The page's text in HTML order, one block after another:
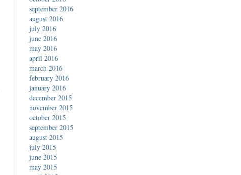
september 2016
august 2016
july 2016
june 2016
may 2016
april 2016
march 2016
february 2016
january 2016
december 2015
november 2015
october 2015
september 2015
august 2015
july 2015
june 2015
may 2015